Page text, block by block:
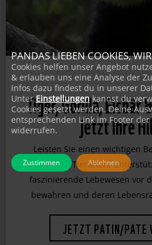
Tiger, Gorilla, Eisbär
jetzt Ihre
Leisten Sie einen wichtigen
bedrohter Tierarten.
faszinierende Lebewesen vor
bewahren und deren
JETZT PATIN/PATE
PANDAS LIEBEN COOKIES,
Cookies helfen unser Angebot
& erlauben uns eine Analyse der
Infos dazu findest du in unserer
UnterEinstellungen kannst du
Cookies gesetzt werden. Deine
entsprechenden Link im Footer
widerrufen.
Zustimmen Ablehnen